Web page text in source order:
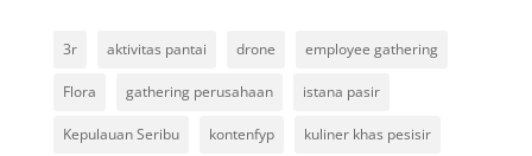
3r aktivitas pantai drone employee gathering
Flora gathering perusahaan istana pasir
Kepulauan Seribu kontenfyp kuliner khas pesisir